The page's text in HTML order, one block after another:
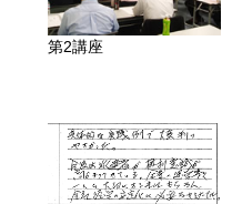
第2講座